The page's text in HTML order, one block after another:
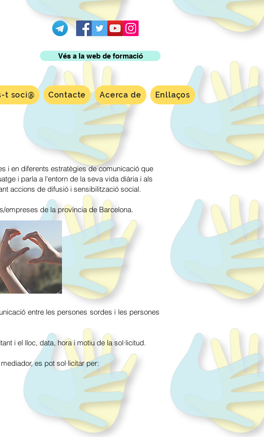
Vés a la web de formació
t soci@ Contacte Acerca de Enllaços
i en diferents estratègies de comunicació que
i parla a l'entorn de la seva vida diària i als
accions de difusió i sensibilització social.
empreses de la província de Barcelona.
entre les persones sordes i les persones
i el lloc, data, hora i motiu de la sol·licitud.
es pot sol·licitar per: